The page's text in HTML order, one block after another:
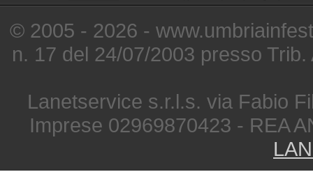
© 2005 - 2026 -
n. 17 del 24/07/2003 presso
Lanetservice s.r.l.s. via Fabio
Imprese 02969870423 - REA